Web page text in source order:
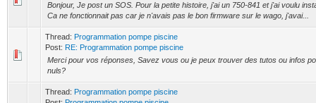
Bonjour, Je post un SOS. Pour la petite histoire, j'ai un 750-841 et j'ai voulu
Ca ne fonctionnait pas car je n'avais pas le bon firmware sur le wago, j'avai...
Thread: Programmation pompe piscine
Post: RE: Programmation pompe piscine
Merci pour vos réponses, Savez vous ou je peux trouver des tutos ou infos
nuls?
Thread: Programmation pompe piscine